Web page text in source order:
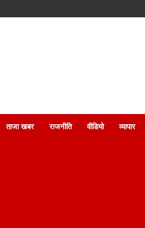
ताजा खबर राजनीति वीडियो व्यापार